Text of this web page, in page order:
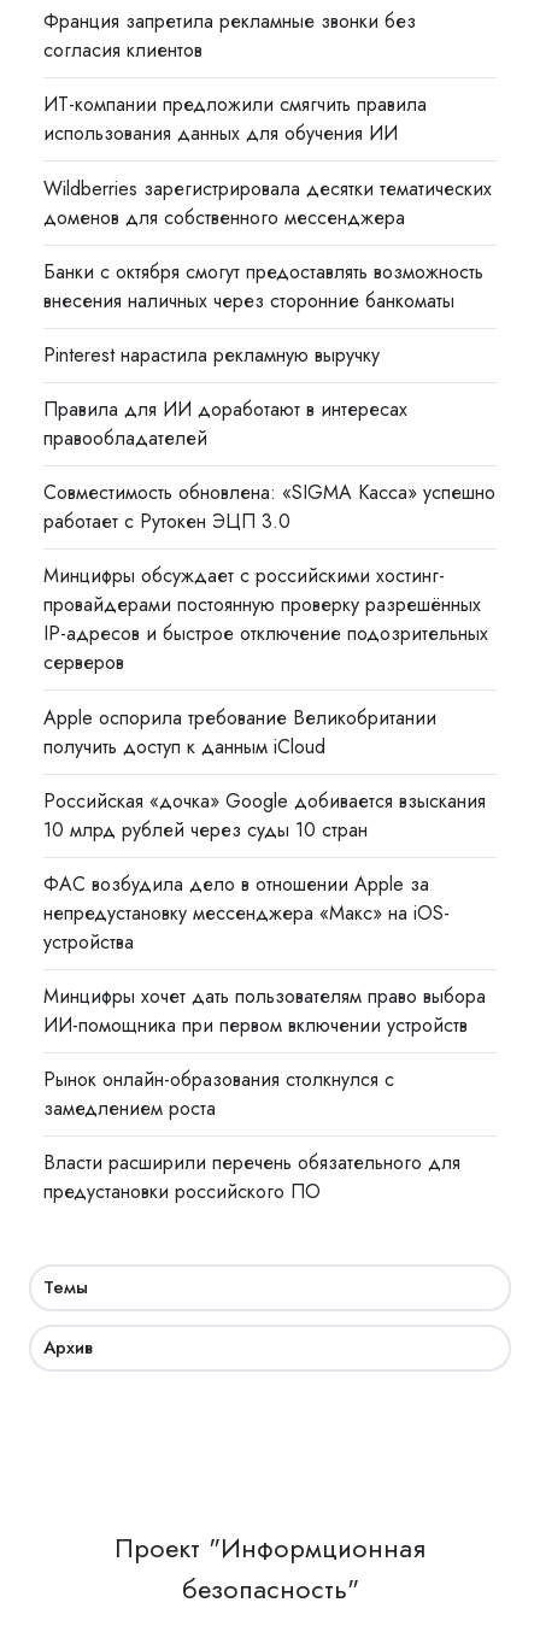
Франция запретила рекламные звонки без
согласия клиентов
ИТ-компании предложили смягчить правила
использования данных для обучения ИИ
Wildberries зарегистрировала десятки тематических
доменов для собственного мессенджера
Банки с октября смогут предоставлять возможность
внесения наличных через сторонние банкоматы
Pinterest нарастила рекламную выручку
Правила для ИИ доработают в интересах
правообладателей
Совместимость обновлена: «SIGMA Касса» успешно
работает с Рутокен ЭЦП 3.0
Минцифры обсуждает с российскими хостинг-
провайдерами постоянную проверку разрешённых
IP-адресов и быстрое отключение подозрительных
серверов
Apple оспорила требование Великобритании
получить доступ к данным iCloud
Российская «дочка» Google добивается взыскания
10 млрд рублей через суды 10 стран
ФАС возбудила дело в отношении Apple за
непредустановку мессенджера «Макс» на iOS-
устройства
Минцифры хочет дать пользователям право выбора
ИИ-помощника при первом включении устройств
Рынок онлайн-образования столкнулся с
замедлением роста
Власти расширили перечень обязательного для
предустановки российского ПО
Темы
Архив
Проект "Информционная
безопасность"